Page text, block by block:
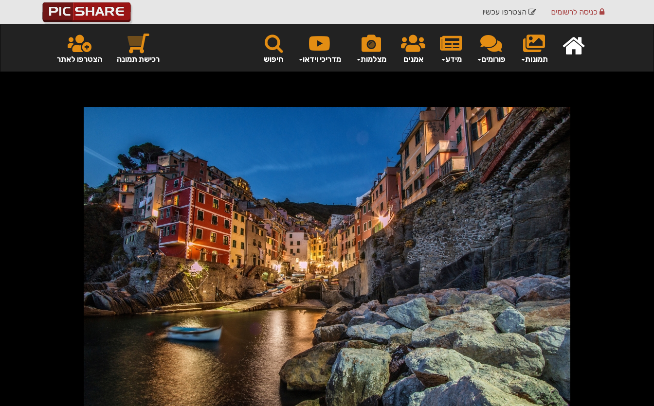
הצטרפו עכשיו כניסה לרשומים
חיפוש מדריכי וידאו מצלמות אמנים מידע פורומים תמונות הצטרפו לאתר רכישת תמונה